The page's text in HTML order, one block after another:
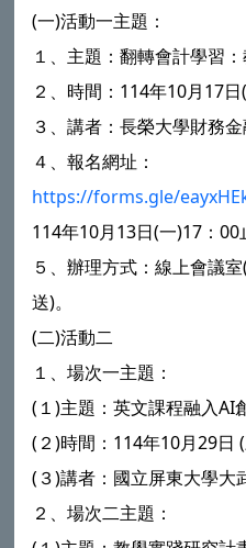
(一)活動一主題：
１、主題：翻轉會計學習
２、時間：114年10月17日
３、講者：長榮大學財務
４、報名網址：
https://forms.gle/
114年10月13日(一)17：00
５、辦理方式：線上會議
送)。
(二)活動二
１、場次一主題：
(１)主題：英文課程融入AI
(２)時間：114年10月29日
(３)講者：國立屏東大學大
２、場次二主題：